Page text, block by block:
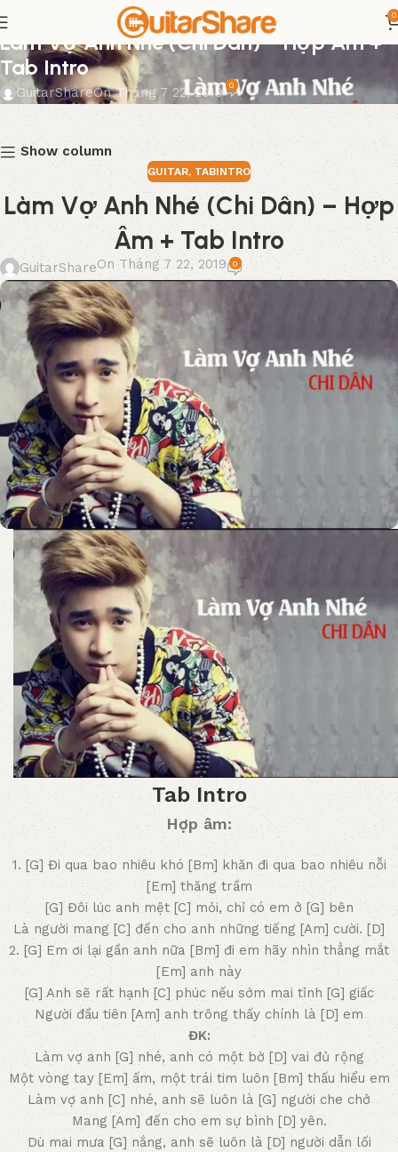
0
GUITAR
Làm Vợ Anh Nhé (Chi Dân) – Hợp Âm +
Tab Intro
GuitarShareOn Tháng 7 22, 2019 0
Show column
GUITAR, TABINTRO
Làm Vợ Anh Nhé (Chi Dân) – Hợp
Âm + Tab Intro
GuitarShareOn Tháng 7 22, 2019 0
Tab Intro
Hợp âm:
1. [G] Đi qua bao nhiêu khó [Bm] khăn đi qua bao nhiêu nỗi
[Em] thăng trầm
[G] Đôi lúc anh mệt [C] mỏi, chỉ có em ở [G] bên
Là người mang [C] đến cho anh những tiếng [Am] cười. [D]
2. [G] Em ơi lại gần anh nữa [Bm] đi em hãy nhìn thẳng mắt
[Em] anh này
[G] Anh sẽ rất hạnh [C] phúc nếu sớm mai tỉnh [G] giấc
Người đầu tiên [Am] anh trông thấy chính là [D] em
ĐK:
Làm vợ anh [G] nhé, anh có một bờ [D] vai đủ rộng
Một vòng tay [Em] ấm, một trái tim luôn [Bm] thấu hiểu em
Làm vợ anh [C] nhé, anh sẽ luôn là [G] người che chở
Mang [Am] đến cho em sự bình [D] yên.
Dù mai mưa [G] nắng, anh sẽ luôn là [D] người dẫn lối